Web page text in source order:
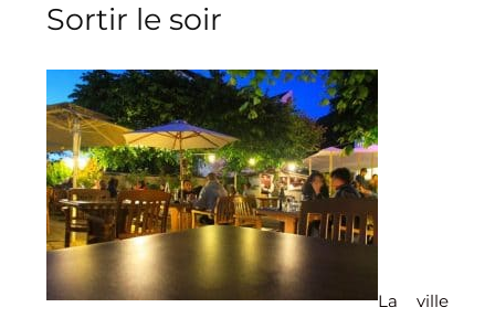
Sortir le soir
La ville